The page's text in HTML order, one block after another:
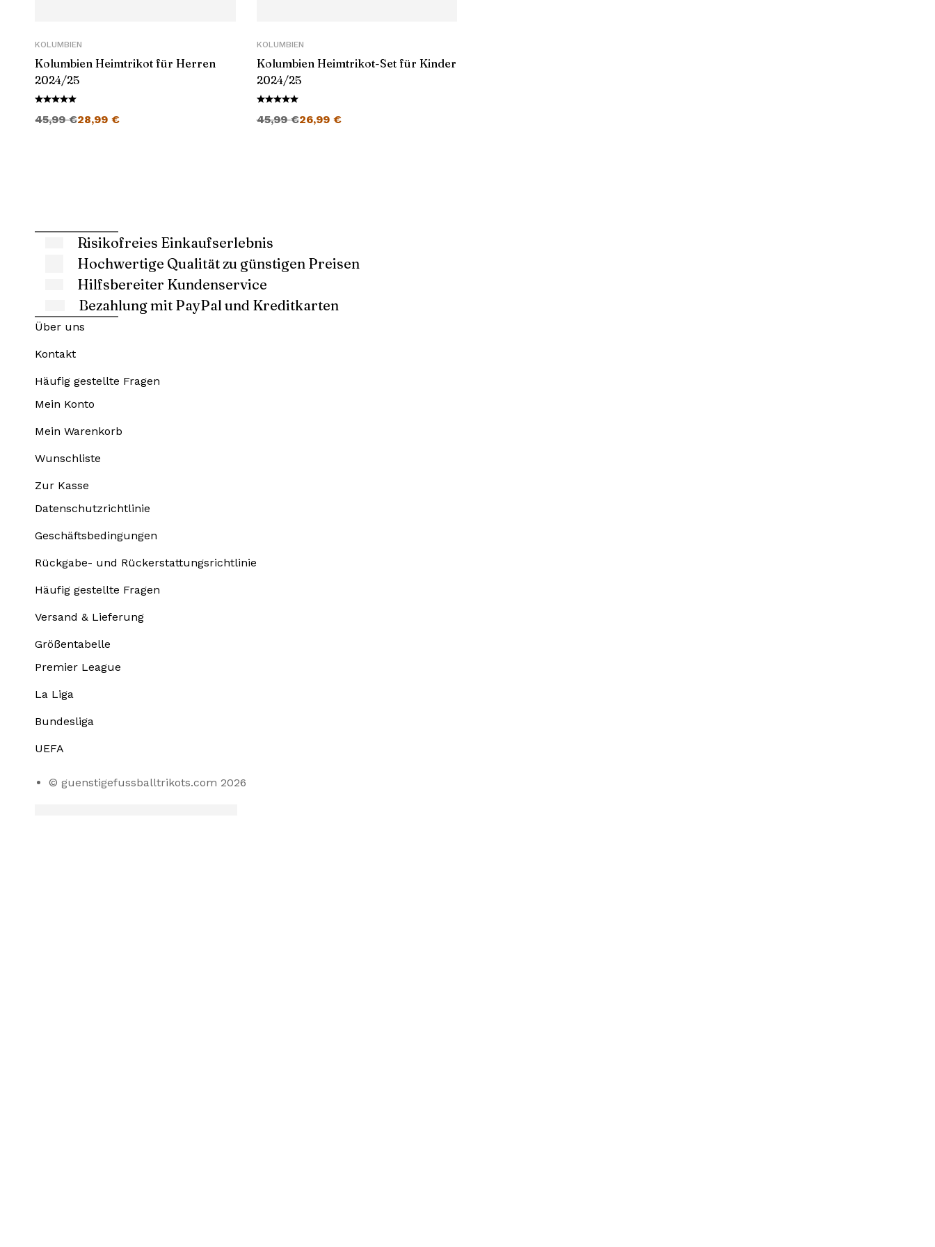
KOLUMBIEN
Kolumbien Heimtrikot für Herren
2024/25
45,99€28,99 €
KOLUMBIEN
Kolumbien Heimtrikot-Set für Kinder
2024/25
45,99€26,99 €
Risikofreies Einkaufserlebnis
Hochwertige Qualität zu günstigen Preisen
Hilfsbereiter Kundenservice
Bezahlung mit PayPal und Kreditkarten
Über uns
Kontakt
Häufig gestellte Fragen
Mein Konto
Mein Warenkorb
Wunschliste
Zur Kasse
Datenschutzrichtlinie
Geschäftsbedingungen
Rückgabe- und Rückerstattungsrichtlinie
Häufig gestellte Fragen
Versand & Lieferung
Größentabelle
Premier League
La Liga
Bundesliga
UEFA
© guenstigefussballtrikots.com 2026